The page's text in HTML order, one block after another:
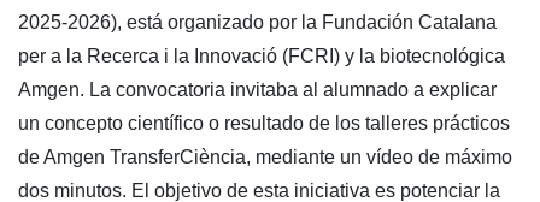
2025-2026), está organizado por la Fundación Catalana
per a la Recerca i la Innovació (FCRI) y la biotecnológica
Amgen. La convocatoria invitaba al alumnado a explicar
un concepto científico o resultado de los talleres prácticos
de Amgen TransferCiència, mediante un vídeo de máximo
dos minutos. El objetivo de esta iniciativa es potenciar la